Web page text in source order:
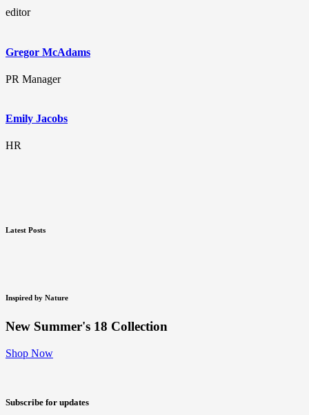
editor
Gregor McAdams
PR Manager
Emily Jacobs
HR
Latest Posts
Inspired by Nature
New Summer's 18 Collection
Shop Now
Subscribe for updates